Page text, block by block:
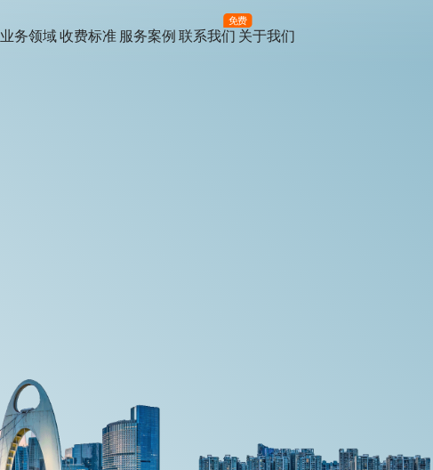
业务领域收费标准 服务案例 联系我们
免费
关于我们